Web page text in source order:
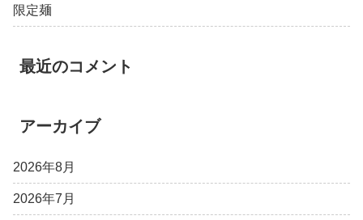
限定麺
最近のコメント
アーカイブ
2026年8月
2026年7月